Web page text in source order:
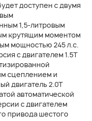
доступен с двумя
1,5-литровым
крутящим моментом
мощностью 245 л.с.
с двигателем 1.5T
сцеплением и
двигатель 2.0T
автоматической
с двигателем
привода шестого